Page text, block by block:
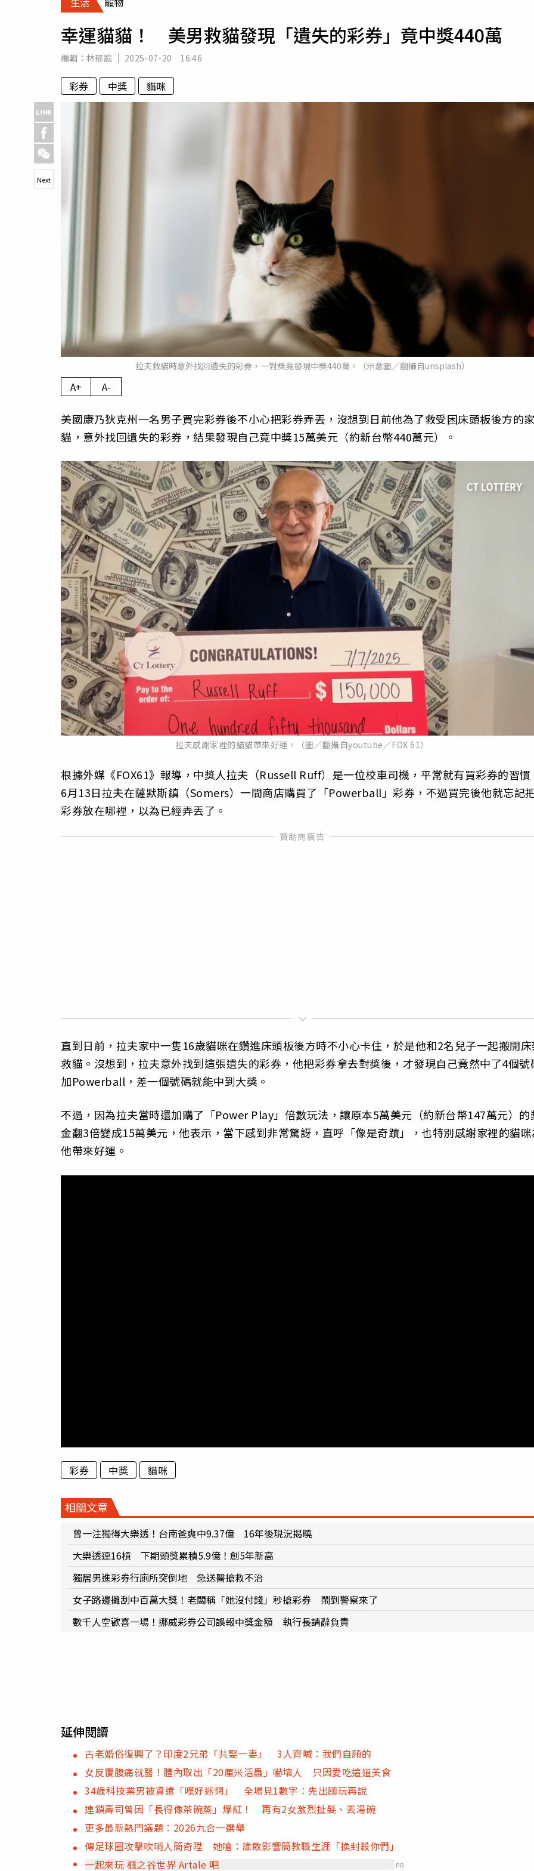
專欄
房產新勢力
運勢
幸運貓貓！ 美男救貓發現「遺失的彩券」竟中獎440萬
編輯： 林郁庭 2025-07-20 16:46
彩券 中獎 貓咪
拉夫救貓時意外找回遺失的彩券，一對獎竟發現中獎440萬。（示意圖／翻攝自unsplash）
Next
A+ A-
美國康乃狄克州一名男子買完彩券後不小心把彩券弄丟，沒想到日前他為了救受困床頭板後方的
貓，意外找回遺失的彩券，結果發現自己竟中獎15萬美元（約新台幣440萬元）。
拉夫感謝家裡的貓貓帶來好運。（圖／翻攝自youtube／FOX 61）
根據外媒《FOX61》報導，中獎人拉夫（Russell Ruff）是一位校車司機，平常就有買彩券的習慣
6月13日拉夫在薩默斯鎮（Somers）一間商店購買了「Powerball」彩券，不過買完後他就忘記
彩券放在哪裡，以為已經弄丟了。
直到日前，拉夫家中一隻16歲貓咪在鑽進床頭板後方時不小心卡住，於是他和2名兒子一起搬開
救貓。沒想到，拉夫意外找到這張遺失的彩券，他把彩券拿去對獎後，才發現自己竟然中了4個號
加Powerball，差一個號碼就能中到大獎。
不過，因為拉夫當時還加購了「Power Play」倍數玩法，讓原本5萬美元（約新台幣147萬元）的
金翻3倍變成15萬美元，他表示，當下感到非常驚訝，直呼「像是奇蹟」，也特別感謝家裡的貓
他帶來好運。
彩券 中獎 貓咪
相關文章
曾一注獨得大樂透！台南爸爽中9.37億 16年後現況揭曉
大樂透連16槓 下期頭獎累積5.9億！創5年新高
獨居男進彩券行廁所突倒地 急送醫搶救不治
女子路邊攤刮中百萬大獎！老闆稱「她沒付錢」秒搶彩券 鬧到警察來了
數千人空歡喜一場！挪威彩券公司誤報中獎金額 執行長請辭負責
延伸閱讀
古老婚俗復興了？印度2兄弟「共娶一妻」 3人齊喊：我們自願的
女反覆腹痛就醫！體內取出「20厘米活蟲」嚇壞人 只因愛吃這道美食
34歲科技業男被資遣「嘆好迷惘」 全場見1數字：先出國玩再說
連鎖壽司曾因「長得像茶碗蒸」爆紅！ 再有2女激烈扯髮、丟湯碗
更多最新熱門議題：2026九合一選舉
傳足球圈攻擊吹哨人簡奇陞 她嗆：誰敢影響簡教職生涯「換封殺你們」
一起來玩 楓之谷世界 Artale 吧
PR